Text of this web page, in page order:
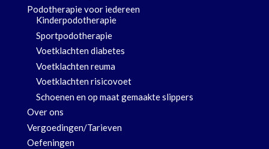
Podotherapie voor iedereen
Kinderpodotherapie
Sportpodotherapie
Voetklachten diabetes
Voetklachten reuma
Voetklachten risicovoet
Schoenen en op maat gemaakte slippers
Over ons
Vergoedingen/Tarieven
Oefeningen